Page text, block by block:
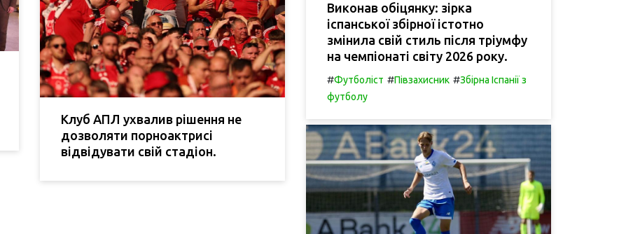
Клуб АПЛ ухвалив рішення не
дозволяти порноактрисі
відвідувати свій стадіон.
Виконав обіцянку: зірка
іспанської збірної істотно
змінила свій стиль після тріумфу
на чемпіонаті світу 2026 року.
#Футболіст #Півзахисник #Збірна Іспанії з
футболу